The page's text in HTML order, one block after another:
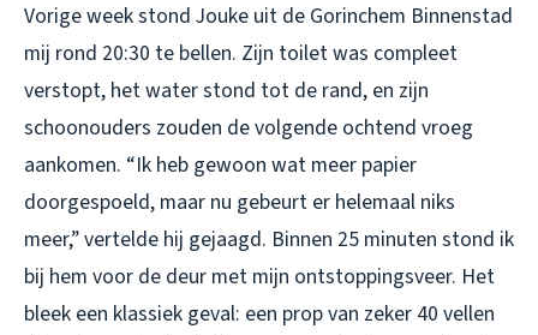
Vorige week stond Jouke uit de Gorinchem Binnenstad
mij rond 20:30 te bellen. Zijn toilet was compleet
verstopt, het water stond tot de rand, en zijn
schoonouders zouden de volgende ochtend vroeg
aankomen. “Ik heb gewoon wat meer papier
doorgespoeld, maar nu gebeurt er helemaal niks
meer,” vertelde hij gejaagd. Binnen 25 minuten stond ik
bij hem voor de deur met mijn ontstoppingsveer. Het
bleek een klassiek geval: een prop van zeker 40 vellen